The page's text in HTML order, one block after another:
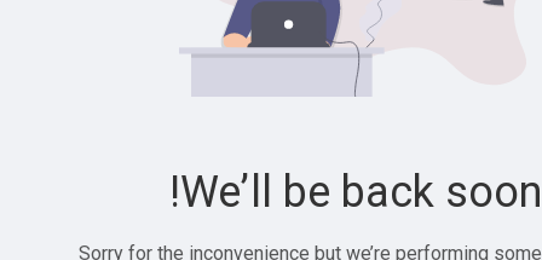
We’ll be back soon!
Sorry for the inconvenience but we’re performing some